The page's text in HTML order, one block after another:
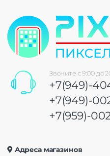
Звоните с 9:00 до
+7(949)-
+7(949)-
+7(959)-
Адреса магазинов